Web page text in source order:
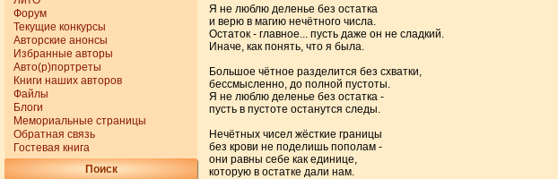
Форум
Текущие конкурсы
Авторские анонсы
Избранные авторы
Авто(р)портреты
Книги наших авторов
Файлы
Блоги
Мемориальные страницы
Обратная связь
Гостевая книга
Поиск
Я не люблю деленье без остатка
и верю в магию нечётного числа.
Остаток - главное... пусть даже он не сладкий.
Иначе, как понять, что я была.
Большое чётное разделится без схватки,
бессмысленно, до полной пустоты.
Я не люблю деленье без остатка -
пусть в пустоте останутся следы.
Нечётных чисел жёсткие границы
без крови не поделишь пополам -
они равны себе как единице,
которую в остатке дали нам.